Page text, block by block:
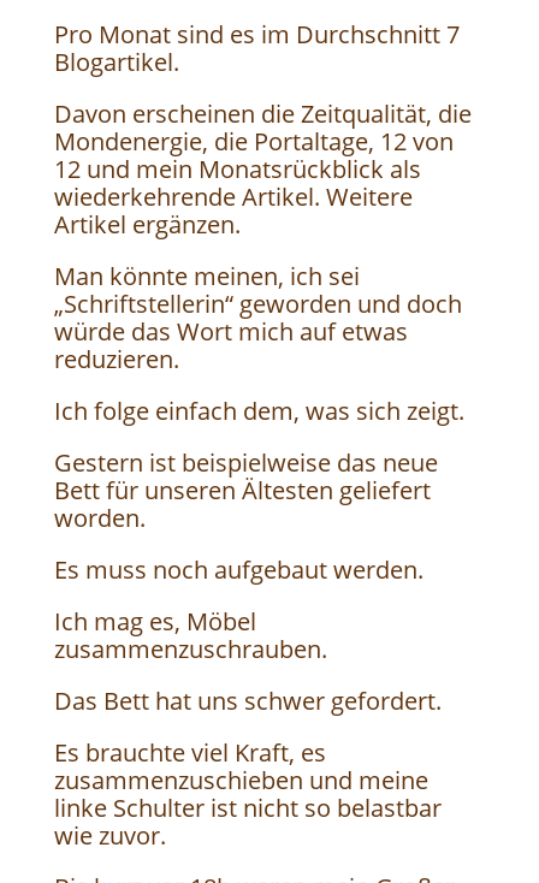
Pro Monat sind es im Durchschnitt 7
Blogartikel.
Davon erscheinen die Zeitqualität, die
Mondenergie, die Portaltage, 12 von
12 und mein Monatsrückblick als
wiederkehrende Artikel. Weitere
Artikel ergänzen.
Man könnte meinen, ich sei
„Schriftstellerin“ geworden und doch
würde das Wort mich auf etwas
reduzieren.
Ich folge einfach dem, was sich zeigt.
Gestern ist beispielweise das neue
Bett für unseren Ältesten geliefert
worden.
Es muss noch aufgebaut werden.
Ich mag es, Möbel
zusammenzuschrauben.
Das Bett hat uns schwer gefordert.
Es brauchte viel Kraft, es
zusammenzuschieben und meine
linke Schulter ist nicht so belastbar
wie zuvor.